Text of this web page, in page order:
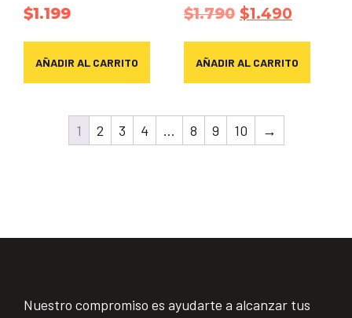
$1.199
AÑADIR AL CARRITO
$1.790 $1.490
AÑADIR AL CARRITO
1 2 3 4 … 8 9 10 →
Nuestro compromiso es ayudarte a alcanzar tus